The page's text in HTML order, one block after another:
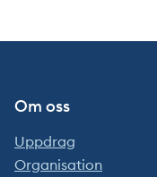
Om oss
Uppdrag
Organisation